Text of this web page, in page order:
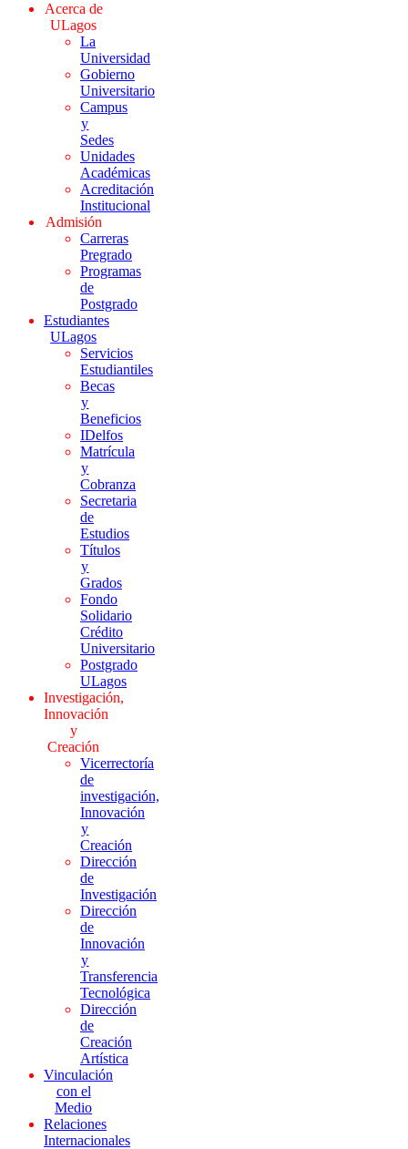
Acerca de
ULagos
La
Universidad
Gobierno
Universitario
Campus
y
Sedes
Unidades
Académicas
Acreditación
Institucional
Admisión
Carreras
Pregrado
Programas
de
Postgrado
Estudiantes
ULagos
Servicios
Estudiantiles
Becas
y
Beneficios
IDelfos
Matrícula
y
Cobranza
Secretaria
de
Estudios
Títulos
y
Grados
Fondo
Solidario
Crédito
Universitario
Postgrado
ULagos
Investigación,
Innovación
y
Creación
Vicerrectoría
de
investigación,
Innovación
y
Creación
Dirección
de
Investigación
Dirección
de
Innovación
y
Transferencia
Tecnológica
Dirección
de
Creación
Artística
Vinculación
con el
Medio
Relaciones
Internacionales